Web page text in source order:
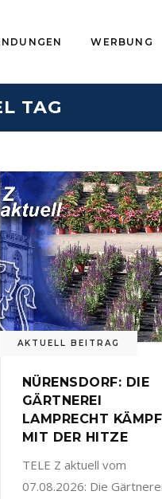
WERBUNG
TAG
AKTUELL BEITRAG
NÜRENSDORF: DIE
GÄRTNEREI
LAMPRECHT
MIT DER HITZE
TELE Z aktuell vom
07.08.2026: Die